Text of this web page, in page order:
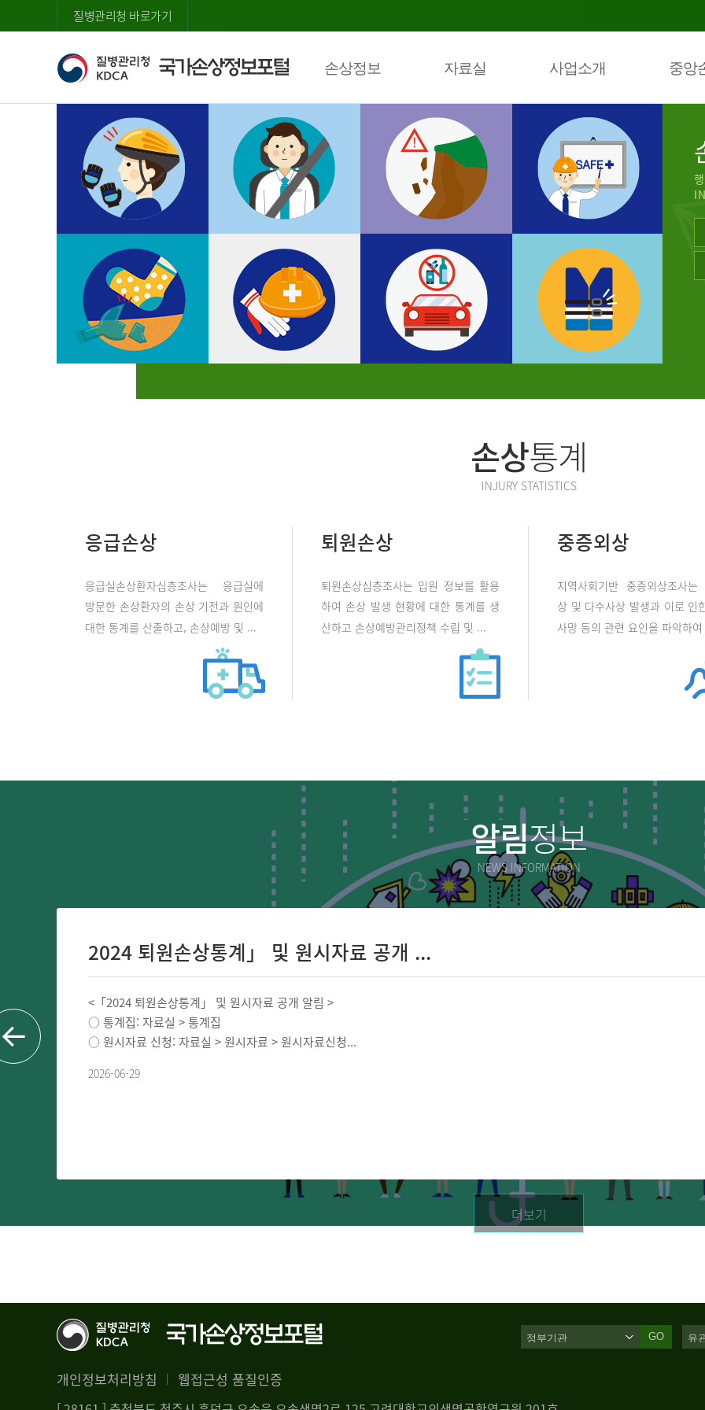
질병관리청 바로가기
손상정보 자료실 사업소개 중앙
손상통계
INJURY STATISTICS
응급손상
응급실손상환자심층조사는 응급실에
방문한 손상환자의 손상 기전과 원인에
대한 통계를 산출하고, 손상예방 및 ...
퇴원손상
퇴원손상심층조사는 입원 정보를 활용
하여 손상 발생 현황에 대한 통계를 생
산하고 손상예방관리정책 수립 및 ...
중증외상
지역사회기반 중증외상조사는
상 및 다수사상 발생과 이로 인
사망 등의 관련 요인을 파악하
알림정보
NEWS INFORMATION
2024 퇴원손상통계」 및 원시자료 공개 ...
<「2024 퇴원손상통계」 및 원시자료 공개 알림 >
○ 통계집: 자료실 > 통계집
○ 원시자료 신청: 자료실 > 원시자료 > 원시자료신청...
2026-06-29
더보기
개인정보처리방침 웹접근성 품질인증
GO